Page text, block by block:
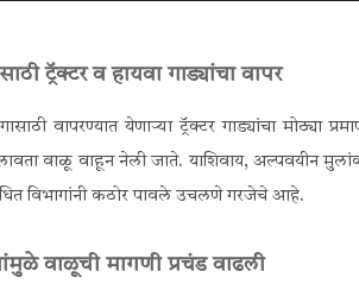
ट्रॅक्टर व हायवा गाड्यांचा वापर
वापरण्यात येणाऱ्या ट्रॅक्टर गाड्यांचा
वाळू वाहून नेली जाते. याशिवाय, अल्पवयीन
विभागांनी कठोर पावले उचलणे गरजेचे आहे.
वाळूची मागणी प्रचंड वाढली